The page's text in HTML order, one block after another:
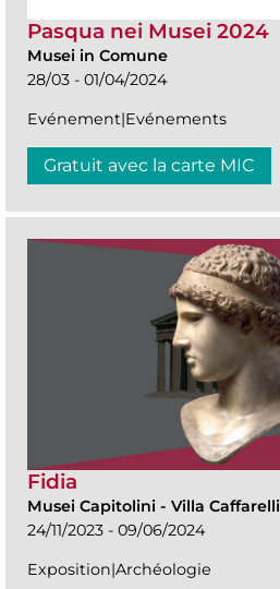
Pasqua nei Musei 2024
Musei in Comune
28/03 - 01/04/2024
Evénement|Evénements
Gratuit avec la carte MIC
Fidia
Musei Capitolini - Villa Caffarelli
24/11/2023 - 09/06/2024
Exposition|Archéologie